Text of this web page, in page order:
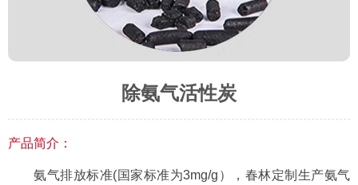
除氨气活性炭
产品简介：
氨气排放标准(国家标准为3mg/g），春林定制生产氨气